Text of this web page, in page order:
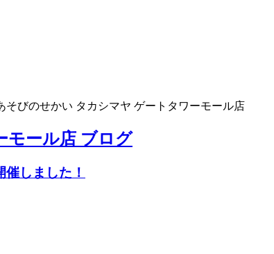
そびのせかい タカシマヤ ゲートタワーモール店
モール店 ブログ
しました！